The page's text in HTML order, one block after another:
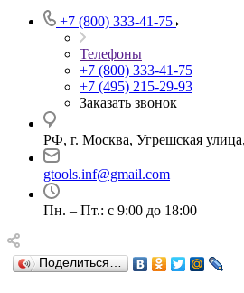
+7 (800) 333-41-75
Телефоны
+7 (800) 333-41-75
+7 (495) 215-29-93
Заказать звонок
РФ, г. Москва, Угрешская
gtools.inf@gmail.com
Пн. – Пт.: с 9:00 до 18:00
Поделиться…